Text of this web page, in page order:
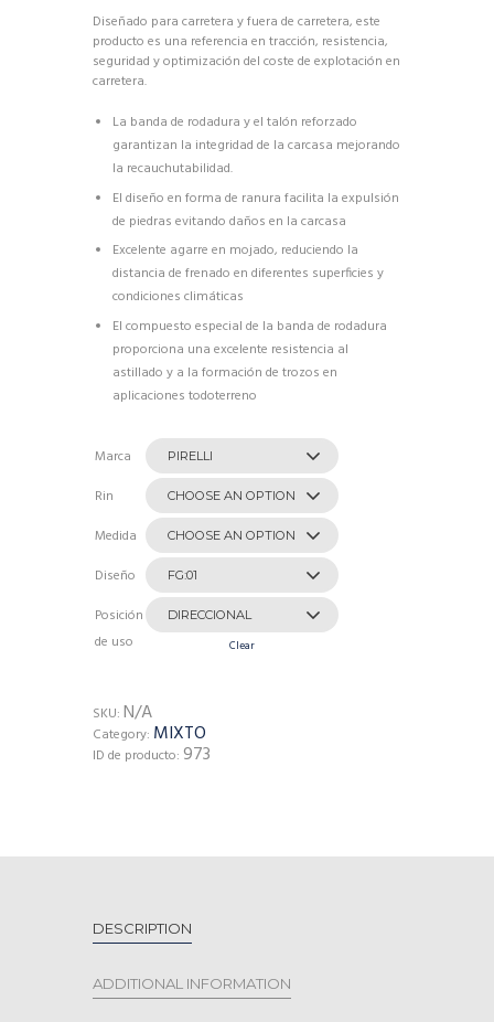
Diseñado para carretera y fuera de carretera, este
producto es una referencia en tracción, resistencia,
seguridad y optimización del coste de explotación en
carretera.
La banda de rodadura y el talón reforzado
garantizan la integridad de la carcasa mejorando
la recauchutabilidad.
El diseño en forma de ranura facilita la expulsión
de piedras evitando daños en la carcasa
Excelente agarre en mojado, reduciendo la
distancia de frenado en diferentes superficies y
condiciones climáticas
El compuesto especial de la banda de rodadura
proporciona una excelente resistencia al
astillado y a la formación de trozos en
aplicaciones todoterreno
Marca
Rin
Medida
Diseño
Posición
de uso
Clear
SKU: N/A
Category: MIXTO
ID de producto: 973
DESCRIPTION
ADDITIONAL INFORMATION